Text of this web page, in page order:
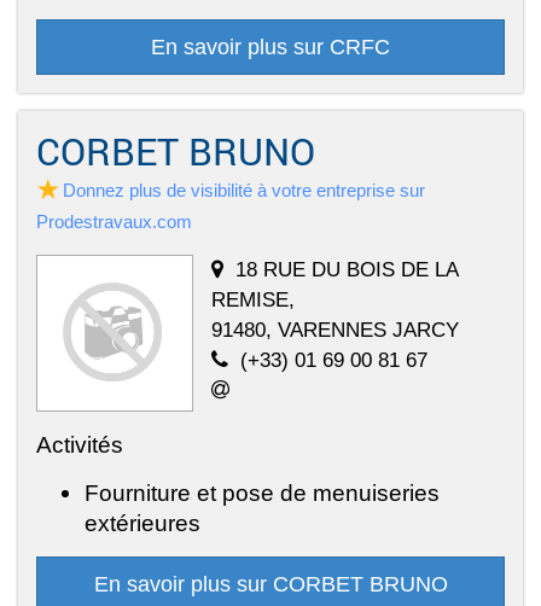
En savoir plus sur CRFC
CORBET BRUNO
Donnez plus de visibilité à votre entreprise sur
Prodestravaux.com
18 RUE DU BOIS DE LA
REMISE,
91480, VARENNES JARCY
(+33) 01 69 00 81 67
Activités
Fourniture et pose de menuiseries
extérieures
En savoir plus sur CORBET BRUNO